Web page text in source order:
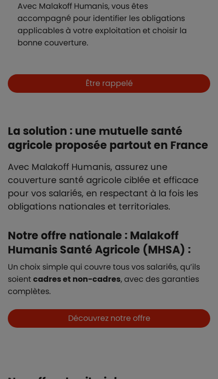
Avec Malakoff Humanis, vous êtes
accompagné pour identifier les obligations
applicables à votre exploitation et choisir la
bonne couverture.
Boutons et liens Être rappelé
La solution : une mutuelle santé
agricole proposée partout en France
Avec Malakoff Humanis, assurez une
couverture santé agricole ciblée et efficace
pour vos salariés, en respectant à la fois les
obligations nationales et territoriales.
Notre offre nationale : Malakoff
Humanis Santé Agricole (MHSA) :
Un choix simple qui couvre tous vos salariés, qu’ils
soientcadres et non-cadres, avec des garanties
complètes.
Boutons et liensDécouvrez notre offre